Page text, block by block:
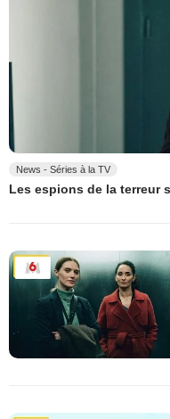
News - Séries à la TV
Les espions de la terreur